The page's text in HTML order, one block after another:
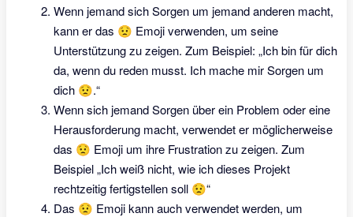
Wenn jemand sich Sorgen um jemand anderen macht,
kann er das 😟 Emoji verwenden, um seine
Unterstützung zu zeigen. Zum Beispiel: „Ich bin für dich
da, wenn du reden musst. Ich mache mir Sorgen um
dich 😟.“
Wenn sich jemand Sorgen über ein Problem oder eine
Herausforderung macht, verwendet er möglicherweise
das 😟 Emoji um ihre Frustration zu zeigen. Zum
Beispiel „Ich weiß nicht, wie ich dieses Projekt
rechtzeitig fertigstellen soll 😟“
Das 😟 Emoji kann auch verwendet werden, um